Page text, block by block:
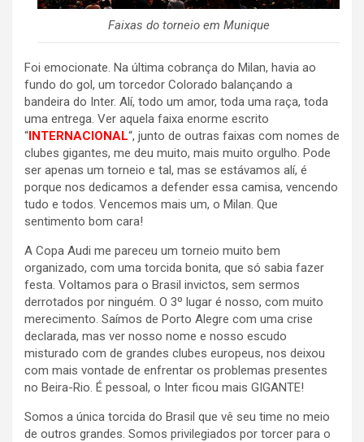
Faixas do torneio em Munique
Foi emocionate. Na última cobrança do Milan, havia ao
fundo do gol, um torcedor Colorado balançando a
bandeira do Inter. Alí, todo um amor, toda uma raça, toda
uma entrega. Ver aquela faixa enorme escrito
“INTERNACIONAL“, junto de outras faixas com nomes de
clubes gigantes, me deu muito, mais muito orgulho. Pode
ser apenas um torneio e tal, mas se estávamos alí, é
porque nos dedicamos a defender essa camisa, vencendo
tudo e todos. Vencemos mais um, o Milan. Que
sentimento bom cara!
A Copa Audi me pareceu um torneio muito bem
organizado, com uma torcida bonita, que só sabia fazer
festa. Voltamos para o Brasil invictos, sem sermos
derrotados por ninguém. O 3º lugar é nosso, com muito
merecimento. Saímos de Porto Alegre com uma crise
declarada, mas ver nosso nome e nosso escudo
misturado com de grandes clubes europeus, nos deixou
com mais vontade de enfrentar os problemas presentes
no Beira-Rio. É pessoal, o Inter ficou mais GIGANTE!
Somos a única torcida do Brasil que vê seu time no meio
de outros grandes. Somos privilegiados por torcer para o